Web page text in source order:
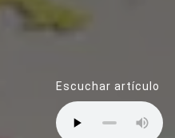
Escuchar artículo